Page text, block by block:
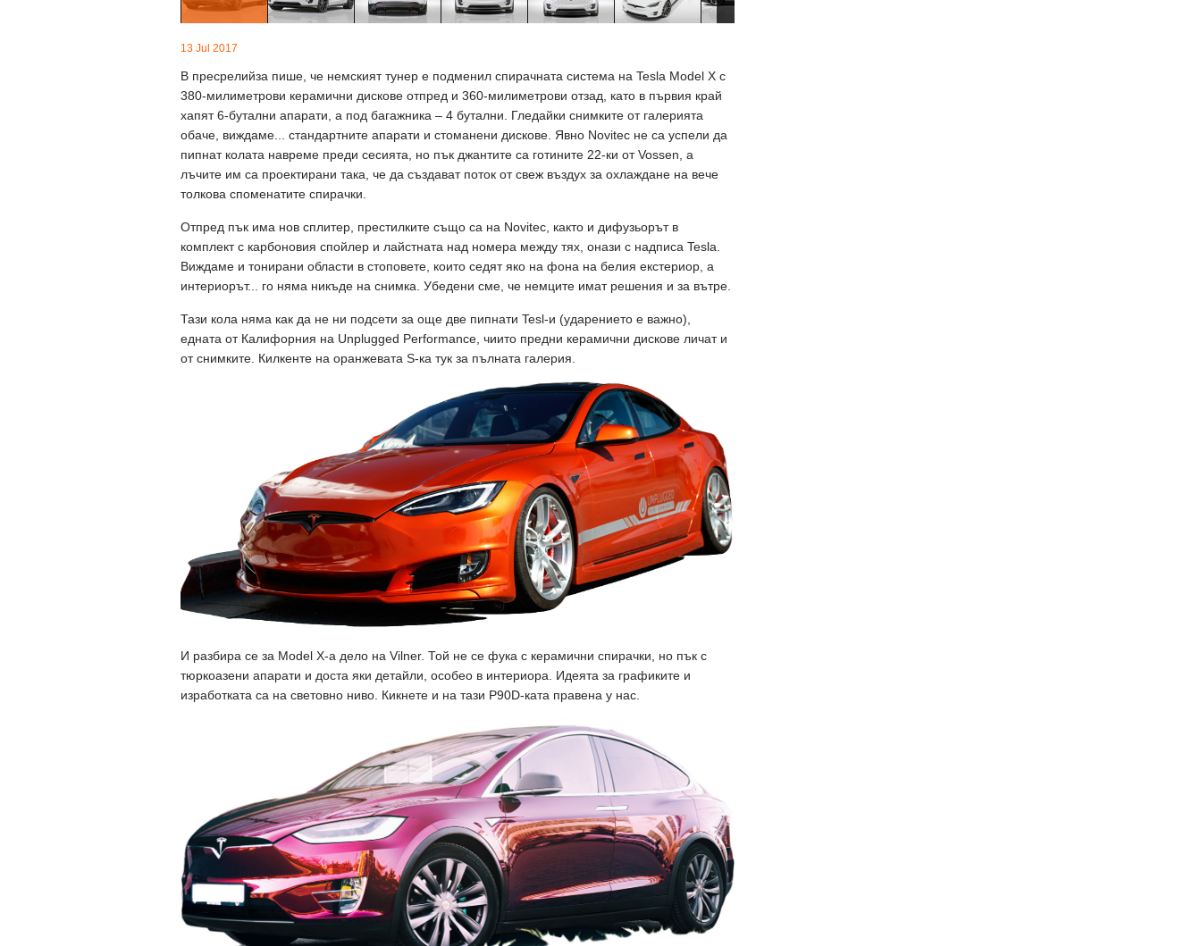
13 Jul 2017
В пресрелийза пише, че немският тунер е подменил спирачната система на Tesla Model X с
380-милиметрови керамични дискове отпред и 360-милиметрови отзад, като в първия край
хапят 6-бутални апарати, а под багажника – 4 бутални. Гледайки снимките от галерията
обаче, виждаме... стандартните апарати и стоманени дискове. Явно Novitec не са успели да
пипнат колата навреме преди сесията, но пък джантите са готините 22-ки от Vossen, а
лъчите им са проектирани така, че да създават поток от свеж въздух за охлаждане на вече
толкова споменатите спирачки.
Отпред пък има нов сплитер, престилките също са на Novitec, както и дифузьорът в
комплект с карбоновия спойлер и лайстната над номера между тях, онази с надписа Tesla.
Виждаме и тонирани области в стоповете, които седят яко на фона на белия екстериор, а
интериорът... го няма никъде на снимка. Убедени сме, че немците имат решения и за вътре.
Тази кола няма как да не ни подсети за още две пипнати Tesl-и (ударението е важно),
едната от Калифорния на Unplugged Performance, чиито предни керамични дискове личат и
от снимките. Килкенте на оранжевата S-ка тук за пълната галерия.
И разбира се за Model X-а дело на Vilner. Той не се фука с керамични спирачки, но пък с
тюркоазени апарати и доста яки детайли, особео в интериора. Идеята за графиките и
изработката са на световно ниво. Кикнете и на тази P90D-ката правена у нас.